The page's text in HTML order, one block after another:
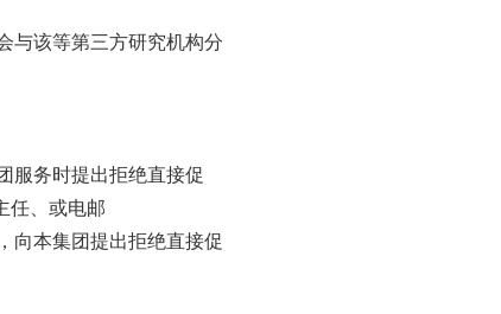
与该等第三方研究机构分
服务时提出拒绝直接促
任、或电邮
向本集团提出拒绝直接促